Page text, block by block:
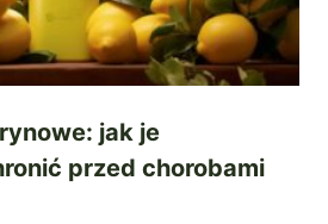
jak je
przed chorobami